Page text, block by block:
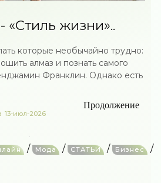
«Стиль жизни»..
которые необычайно трудно:
алмаз и познать самого
Франклин. Однако есть
Продолжение
13-июл-2026
/ Мода / СТАТЬИ / Бизнес /